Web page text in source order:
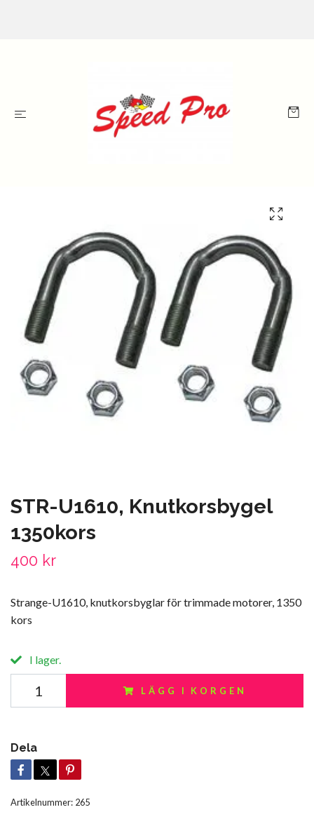
STR-U1610, Knutkorsbygel
1350kors
400 kr
Strange-U1610, knutkorsbyglar för trimmade motorer, 1350
kors
I lager.
LÄGG I KORGEN
Dela
Artikelnummer: 265